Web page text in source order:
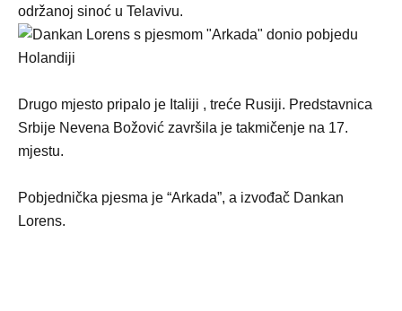
održanoj sinoć u Telavivu.
Drugo mjesto pripalo je Italiji , treće Rusiji. Predstavnica
Srbije Nevena Božović završila je takmičenje na 17.
mjestu.
Pobjednička pjesma je “Arkada”, a izvođač Dankan
Lorens.